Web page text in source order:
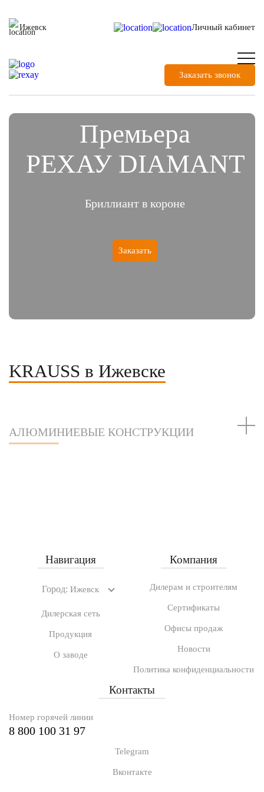
Ижевск Личный кабинет
Заказать звонок
Премьера
РЕХАУ DIAMANT
Бриллиант в короне
Заказать
KRAUSS в Ижевске
АЛЮМИНИЕВЫЕ КОНСТРУКЦИИ
Навигация
Город: Ижевск
Дилерская сеть
Продукция
О заводе
Компания
Дилерам и строителям
Сертификаты
Офисы продаж
Новости
Политика конфиденциальности
Контакты
Номер горячей линии
8 800 100 31 97
Telegram
Вконтакте